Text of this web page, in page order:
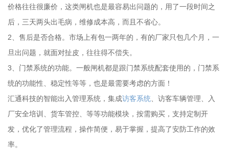
价格往往很廉价，这类闸机也是最容易出问题的，用了一段时间之
后，三天两头出毛病，维修成本高，而且不省心。
2、售后是否合格。市场上有包一两年的，有的厂家只包几个月，一
旦出问题，就面对扯皮，往往得不偿失。
3、门禁系统的功能。一般闸机都是跟门禁系统配套使用的，门禁系
统的功能性、稳定性等等，也是最需要考虑的方面！
汇通科技的智能出入管理系统，集成访客系统 、访客车辆管理、入
厂安全培训、货车管控、等等功能模块，按需购买，支持定制开
发，优化了管理流程，操作简便，易于掌握，提高了安防工作的效
率。